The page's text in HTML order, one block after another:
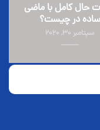
حال کامل با ماضی
ساده در چیست؟
سپتامبر 30, 2020